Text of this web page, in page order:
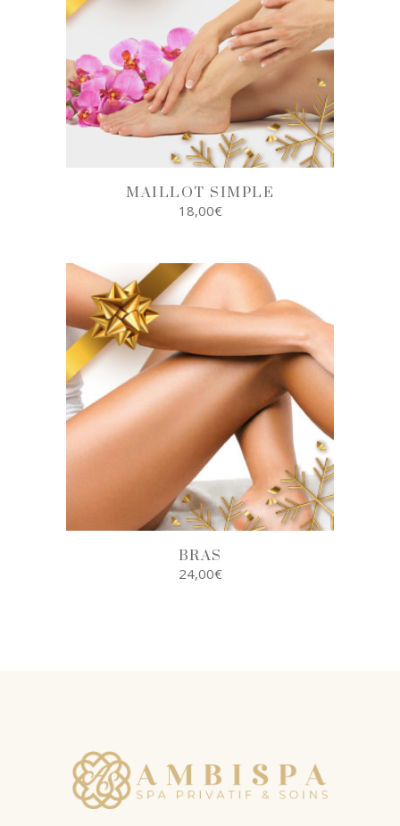
MAILLOT SIMPLE
18,00€
AJOUTER AU
PANIER
BRAS
24,00€